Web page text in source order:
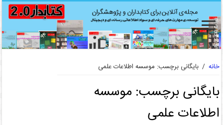
خانه / بایگانی برچسب: موسسه اطلاعات علمی
بایگانی برچسب: موسسه
اطلاعات علمی